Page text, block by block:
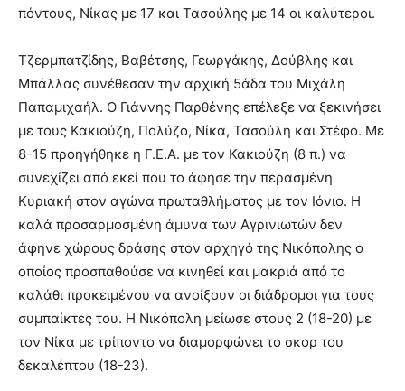
πόντους, Νίκας με 17 και Τασούλης με 14 οι καλύτεροι.
Τζερμπατζίδης, Βαβέτσης, Γεωργάκης, Δούβλης και
Μπάλλας συνέθεσαν την αρχική 5άδα του Μιχάλη
Παπαμιχαήλ. Ο Γιάννης Παρθένης επέλεξε να ξεκινήσει
με τους Κακιούζη, Πολύζο, Νίκα, Τασούλη και Στέφο. Με
8-15 προηγήθηκε η Γ.Ε.Α. με τον Κακιούζη (8 π.) να
συνεχίζει από εκεί που το άφησε την περασμένη
Κυριακή στον αγώνα πρωταθλήματος με τον Ιόνιο. Η
καλά προσαρμοσμένη άμυνα των Αγρινιωτών δεν
άφηνε χώρους δράσης στον αρχηγό της Νικόπολης ο
οποίος προσπαθούσε να κινηθεί και μακριά από το
καλάθι προκειμένου να ανοίξουν οι διάδρομοι για τους
συμπαίκτες του. Η Νικόπολη μείωσε στους 2 (18-20) με
τον Νίκα με τρίποντο να διαμορφώνει το σκορ του
δεκαλέπτου (18-23).